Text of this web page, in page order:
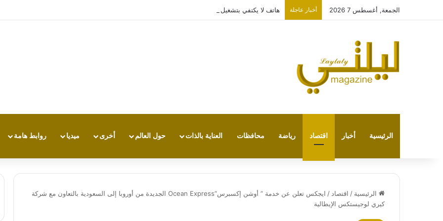
الجمعة, أغسطس 7 2026 أخبار عاجلة هاتف لا يكتفي بتشغيل نفسه: تجربة طاقة متقدمة مع HONOR X7e Plus 5G
الرئيسية أخبار اقتصاد رياضة محافظات العناية بالذات حول العالم أخرى ميديا روابط هامة
الرئيسية / اقتصاد /
ايجكس تعلن عن خدمة ” أوشن إكسبرس”Ocean Express الجديدة من أوروبا إلى السعودية بالتعاون مع شركة
كيري لوجيستكس الإيطالية